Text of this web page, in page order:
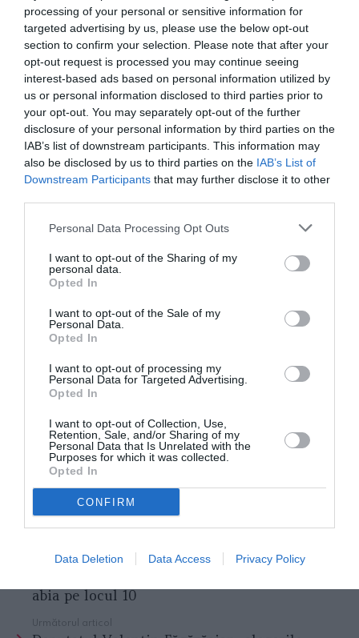
processing of your personal or sensitive information for
targeted advertising by us, please use the below opt-out
section to confirm your selection. Please note that after your
opt-out request is processed you may continue seeing
interest-based ads based on personal information utilized by
us or personal information disclosed to third parties prior to
your opt-out. You may separately opt-out of the further
disclosure of your personal information by third parties on the
IAB’s list of downstream participants. This information may
also be disclosed by us to third parties on the IAB’s List of
Downstream Participants that may further disclose it to other
Personal Data Processing Opt Outs
I want to opt-out of the Sharing of my
personal data.
Opted In
I want to opt-out of the Sale of my
Personal Data.
Opted In
I want to opt-out of processing my
Personal Data for Targeted Advertising.
Opted In
I want to opt-out of Collection, Use,
Retention, Sale, and/or Sharing of my
Personal Data that Is Unrelated with the
Purposes for which it was collected.
Opted In
CONFIRM
Data Deletion Data Access Privacy Policy
Autoritățile, în acest moment, exclud că românul în
vârstă de 35 de ani să fi fost victima unei reglări de
conturi. Este posibil ca avocatii lui Ianosi sa ceara
investigatii suplimentare.
Este în comă farmacologică
Alexandru a ajuns la spital, deja intubat, duminică
după-amiază. Bărbatul a fost operat de urgență și de
atunci nu s-a mai trezit: a fost mereu sedat, așa că
nimeni nu a putut vorbi cu el.
Liliei. Sunt puține îndoieli cu privire la cauzele morții,
dar autopsia va servi pentru a afla de câte ori a fost
înjunghiată femeia și dacă, înainte de a fi ucisă, a
fost lovită cu vreun obiect în cap, pentru a o năuci.
Italia, bărbat arestat după ce și-a rănit grav soția
folosind smartphonul ca armă: ”Fugiți, o omoară în
bătaie”
Italia nu mai e în topul preferințelor
abia pe locul 10
Următorul articol